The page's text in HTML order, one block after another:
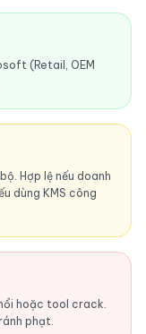
(Retail, OEM
Hợp lệ nếu doanh
dùng KMS công
hoặc tool crack.
phạt.